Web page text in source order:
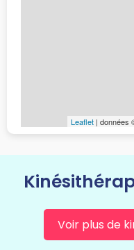
Leaflet | données
Voir plus de